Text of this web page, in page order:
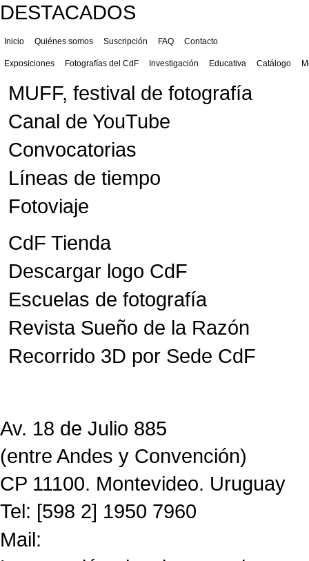
DESTACADOS
Inicio Quiénes somos Suscripción FAQ Contacto
Exposiciones Fotografías del CdF Investigación Educativa Catálogo
MUFF, festival de fotografía
Canal de YouTube
Convocatorias
Líneas de tiempo
Fotoviaje
CdF Tienda
Descargar logo CdF
Escuelas de fotografía
Revista Sueño de la Razón
Recorrido 3D por Sede CdF
Av. 18 de Julio 885
(entre Andes y Convención)
CP 11100. Montevideo. Uruguay
Tel: [598 2] 1950 7960
Mail: